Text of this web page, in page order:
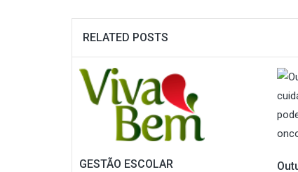
RELATED POSTS
GESTÃO ESCOLAR